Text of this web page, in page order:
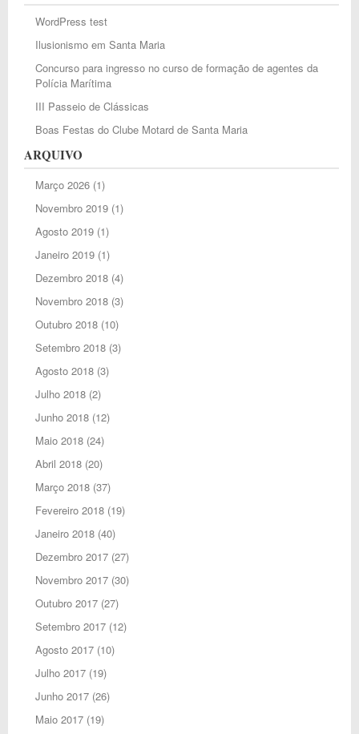
WordPress test
Ilusionismo em Santa Maria
Concurso para ingresso no curso de formação de agentes da
Polícia Marítima
III Passeio de Clássicas
Boas Festas do Clube Motard de Santa Maria
ARQUIVO
Março 2026(1)
Novembro 2019(1)
Agosto 2019(1)
Janeiro 2019(1)
Dezembro 2018(4)
Novembro 2018(3)
Outubro 2018(10)
Setembro 2018(3)
Agosto 2018(3)
Julho 2018(2)
Junho 2018(12)
Maio 2018(24)
Abril 2018(20)
Março 2018(37)
Fevereiro 2018(19)
Janeiro 2018(40)
Dezembro 2017(27)
Novembro 2017(30)
Outubro 2017(27)
Setembro 2017(12)
Agosto 2017(10)
Julho 2017(19)
Junho 2017(26)
Maio 2017(19)